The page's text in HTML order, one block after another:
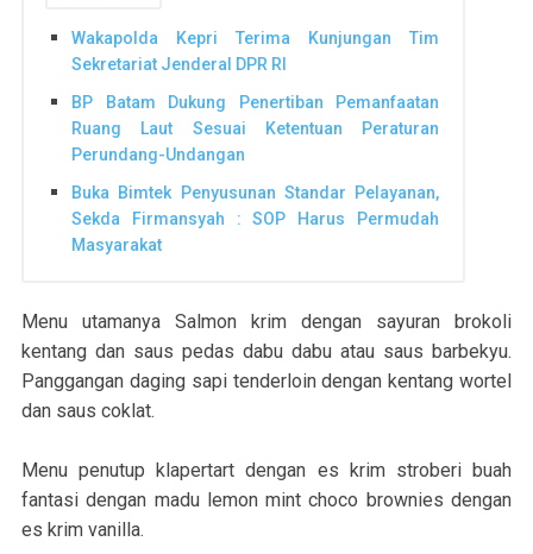
Wakapolda Kepri Terima Kunjungan Tim
Sekretariat Jenderal DPR RI
BP Batam Dukung Penertiban Pemanfaatan
Ruang Laut Sesuai Ketentuan Peraturan
Perundang-Undangan
Buka Bimtek Penyusunan Standar Pelayanan,
Sekda Firmansyah : SOP Harus Permudah
Masyarakat
Menu utamanya Salmon krim dengan sayuran brokoli
kentang dan saus pedas dabu dabu atau saus barbekyu.
Panggangan daging sapi tenderloin dengan kentang wortel
dan saus coklat.
Menu penutup klapertart dengan es krim stroberi buah
fantasi dengan madu lemon mint choco brownies dengan
es krim vanilla.